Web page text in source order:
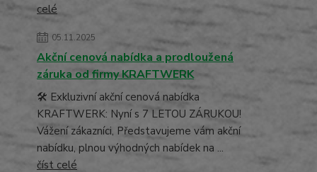
celé
05.11.2025
Akční cenová nabídka a prodloužená
záruka od firmy KRAFTWERK
🛠️ Exkluzivní akční cenová nabídka
KRAFTWERK: Nyní s 7 LETOU ZÁRUKOU!
Vážení zákazníci, Představujeme vám akční
nabídku, plnou výhodných nabídek na ...
číst celé